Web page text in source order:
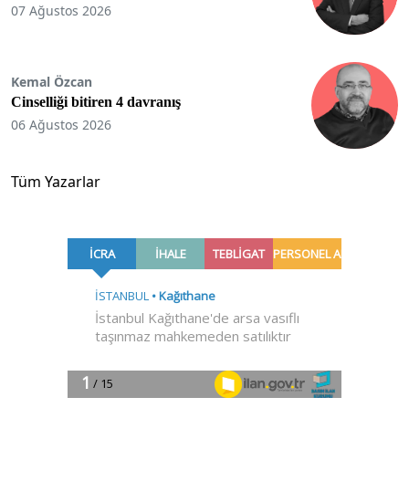
07 Ağustos 2026
Kemal Özcan
Cinselliği bitiren 4 davranış
06 Ağustos 2026
Tüm Yazarlar